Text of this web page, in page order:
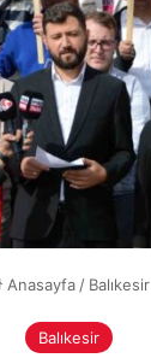
Anasayfa / Balıkesir
Balıkesir